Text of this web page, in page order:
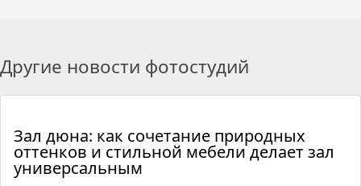
Другие новости фотостудий
Зал дюна: как сочетание природных
оттенков и стильной мебели делает зал
универсальным